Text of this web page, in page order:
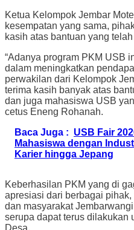
Ketua Kelompok Jembar
kesempatan yang sama,
kasih atas bantuan yang
“Adanya program PKM USB
dalam meningkatkan
perwakilan dari Kelompok
terima kasih banyak atas
dan juga mahasiswa USB
cetus Eneng Rohanah.
Baca Juga : USB Fair
Mahasiswa dengan
Karier hingga Jepang
Keberhasilan PKM yang di
apresiasi dari berbagai
dan masyarakat
serupa dapat terus dilakukan
Desa.